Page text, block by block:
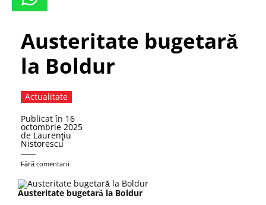
Austeritate bugetară
la Boldur
Actualitate
Publicat în 16
octombrie 2025
de Laurenţiu
Nistorescu
Fără comentarii
Austeritate bugetară la Boldur